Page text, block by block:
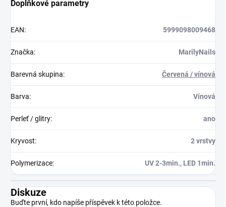
Doplňkové parametry
EAN: 5999098009468
Značka: MarilyNails
Barevná skupina: Červená / vínová
Barva: Vínová
Perleť / glitry: ano
Kryvost: 2 vrstvy
Polymerizace: UV 2-3min., LED 1min.
Diskuze
Buďte první, kdo napíše příspěvek k této položce.